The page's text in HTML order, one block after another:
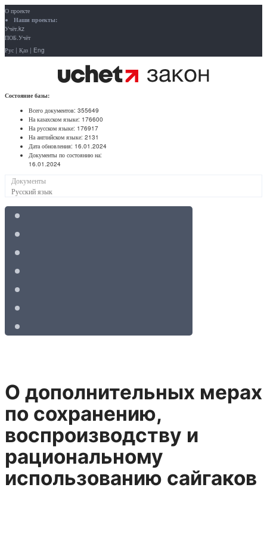
О проекте
Наши проекты:
Учёт.kz
ПОБ.Учёт
Рус | Қаз | Eng
Состояние базы:
Всего документов: 355649
На казахском языке: 176600
На русском языке: 176917
На английском языке: 2131
Дата обновления: 16.01.2024
Документы по состоянию на:
16.01.2024
Документы
Русский язык
О дополнительных меpах
по сохpанению,
воспpоизводству и
pациональному
использованию сайгаков